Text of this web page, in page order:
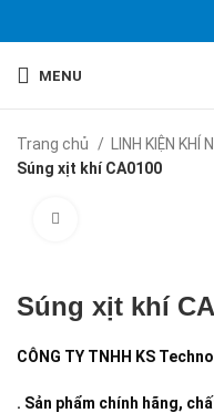
MENU
Trang chủ LINH KIỆN KHÍ
Súng xịt khí CA0100
Súng xịt khí
CÔNG TY TNHH KS
. Sản phẩm chính hãng,